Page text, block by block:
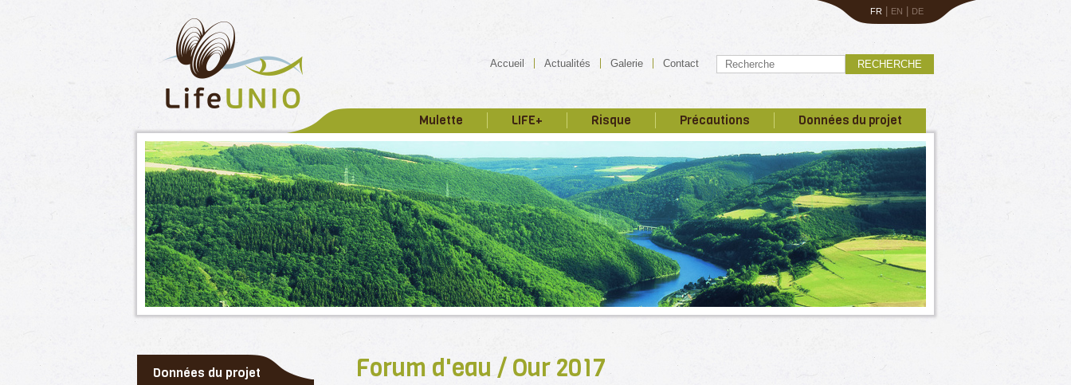
FR| EN DE
RECHERCHE
Accueil Actualités Galerie Contact
Mulette LIFE+ Risque Précautions Données du projet
Données du projet Forum d'eau / Our 2017